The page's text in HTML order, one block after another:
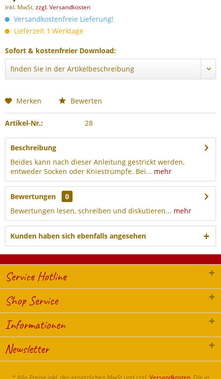
inkl. MwSt.zzgl. Versandkosten
Versandkostenfreie Lieferung!
Lieferzeit 1 Werktage
Sofort & kostenfreier Download:
Merken Bewerten
Artikel-Nr.: 28
Beschreibung
Beides kann nach dieser Anleitung gestrickt werden,
entweder Socken oder Kniestrümpfe. Bei... mehr
Bewertungen
0
Bewertungen lesen, schreiben und diskutieren... mehr
Kunden haben sich ebenfalls angesehen
Service Hotline
Shop Service
Informationen
Newsletter